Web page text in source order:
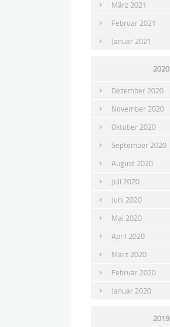
März 2021
Februar 2021
Januar 2021
2020
Dezember 2020
November 2020
Oktober 2020
September 2020
August 2020
Juli 2020
Juni 2020
Mai 2020
April 2020
März 2020
Februar 2020
Januar 2020
2019